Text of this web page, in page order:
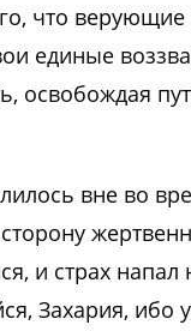
что
единые
освобождая
вне во
и страх напал
Захария,